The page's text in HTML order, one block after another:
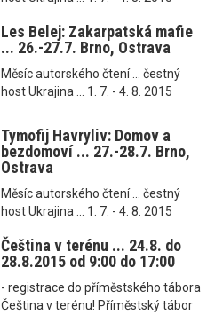
Les Belej: Zakarpatská mafie
... 26.-27.7. Brno, Ostrava
Měsíc autorského čtení ... čestný
host Ukrajina ... 1. 7. - 4. 8. 2015
Tymofij Havryliv: Domov a
bezdomoví ... 27.-28.7. Brno,
Ostrava
Měsíc autorského čtení ... čestný
host Ukrajina ... 1. 7. - 4. 8. 2015
Čeština v terénu ... 24.8. do
28.8.2015 od 9:00 do 17:00
- registrace do příměstského tábora
Čeština v terénu! Příměstský tábor